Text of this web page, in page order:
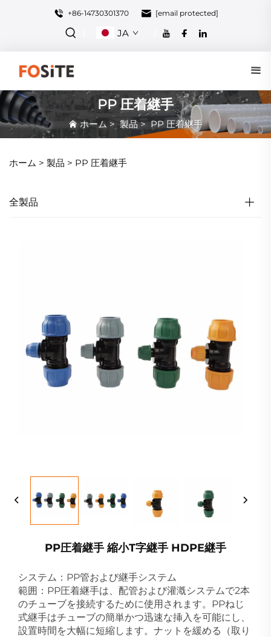
+86-14730301370 [email protected]
JA
PP 圧着継手
ホーム > 製品>PP 圧着継手
ホーム > 製品 > PP 圧着継手
全製品
PP圧着継手 縮小T字継手 HDPE継手
システム：PP管および継手システム
範囲：PP圧着継手は、配管および灌漑システムで2本
のチューブを接続するために使用されます。PPねじ
式継手はチューブの簡単かつ迅速な挿入を可能にし、
設置時間を大幅に短縮します。ナットを緩める（取り